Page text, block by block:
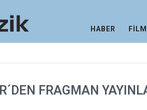
HABER FİLM
FRAGMAN